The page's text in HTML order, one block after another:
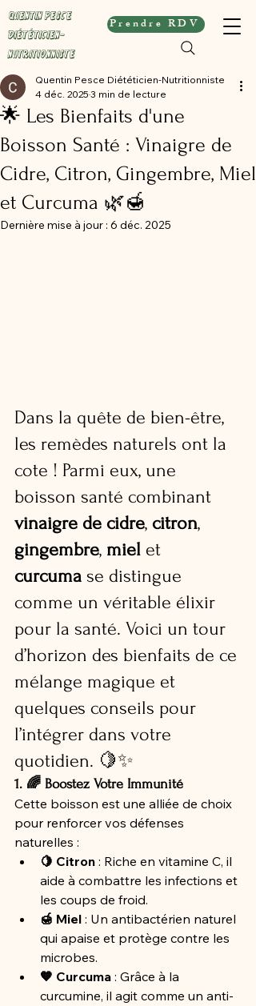
Quentin Pesce
Diététicien-
Nutritionniste
Prendre RDV
🌟 Les Bienfaits d'une
Boisson Santé : Vinaigre de
Cidre, Citron, Gingembre, Miel
et Curcuma 🌿🍯
Quentin Pesce Diététicien-Nutritionniste
4 déc. 2025 3 min de lecture
Dernière mise à jour : 6 déc. 2025
Dans la quête de bien-être,
les remèdes naturels ont la
cote ! Parmi eux, une
boisson santé combinant
vinaigre de cidre, citron,
gingembre, miel et
curcuma se distingue
comme un véritable élixir
pour la santé. Voici un tour
d’horizon des bienfaits de ce
mélange magique et
quelques conseils pour
l’intégrer dans votre
quotidien. 🍋✨
1. 🌈 Boostez Votre Immunité
Cette boisson est une alliée de choix
pour renforcer vos défenses
naturelles :
🍋 Citron : Riche en vitamine C, il
aide à combattre les infections et
les coups de froid.
🍯 Miel : Un antibactérien naturel
qui apaise et protège contre les
microbes.
🧡 Curcuma : Grâce à la
curcumine, il agit comme un anti-